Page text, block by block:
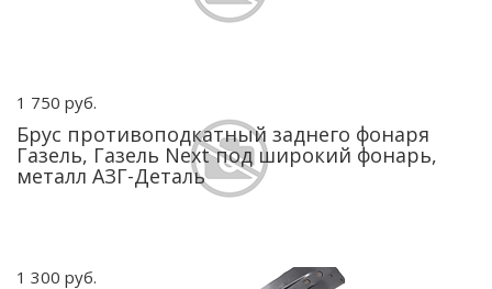
1 750 руб.
Брус противоподкатный заднего фонаря
Газель, Газель Next под широкий фонарь,
металл АЗГ-Деталь
1 300 руб.